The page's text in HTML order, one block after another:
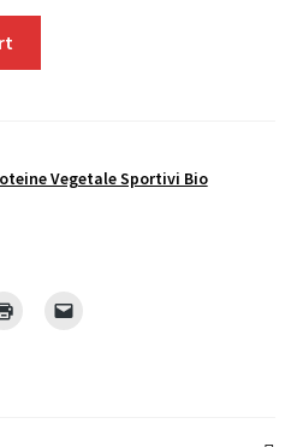
Vegetale Sportivi Bio